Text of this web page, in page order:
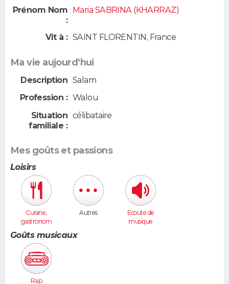
Prénom Nom
:
Maria SABRINA (KHARRAZ)
Vit à : SAINT FLORENTIN, France
Ma vie aujourd'hui
Description Salam
Profession : Walou
Situation
familiale :
célibataire
Mes goûts et passions
Loisirs
Cuisine,
gastronom
Autres
Ecoute de
musique
Goûts musicaux
Rap